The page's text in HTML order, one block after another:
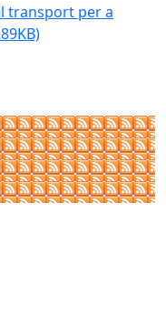
transport per a